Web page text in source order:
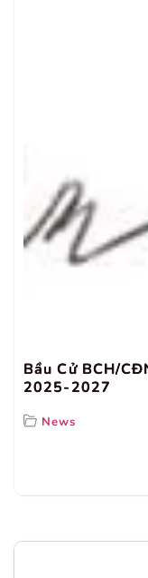
Bầu Cử BCH/
2025-2027
News